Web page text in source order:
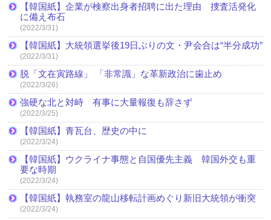
【韓国紙】企業が検察出身者招聘に出た理由 捜査活発化
に備え布石
(2022/3/31)
【韓国紙】大統領選挙後19日ぶりの文・尹会合は“半分成功”
(2022/3/31)
脱「文在寅路線」 「非常識」な革新政治に歯止め
(2022/3/26)
強硬な北と対峙 有事に大量報復も辞さず
(2022/3/25)
【韓国紙】青瓦台、歴史の中に
(2022/3/24)
【韓国紙】ウクライナ事態と自国優先主義 韓国外交も重
要な時期
(2022/3/24)
【韓国紙】執務室の龍山移転計画めぐり新旧大統領が衝突
(2022/3/24)